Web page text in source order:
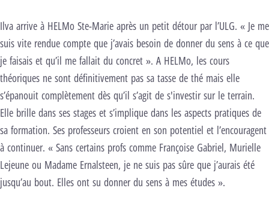
Ilva arrive à HELMo Ste-Marie après un petit détour par l’ULG. « Je me
suis vite rendue compte que j’avais besoin de donner du sens à ce que
je faisais et qu’il me fallait du concret ». A HELMo, les cours
théoriques ne sont définitivement pas sa tasse de thé mais elle
s’épanouit complètement dès qu’il s’agit de s'investir sur le terrain.
Elle brille dans ses stages et s’implique dans les aspects pratiques de
sa formation. Ses professeurs croient en son potentiel et l’encouragent
à continuer. « Sans certains profs comme Françoise Gabriel, Murielle
Lejeune ou Madame Ernalsteen, je ne suis pas sûre que j’aurais été
jusqu’au bout. Elles ont su donner du sens à mes études ».